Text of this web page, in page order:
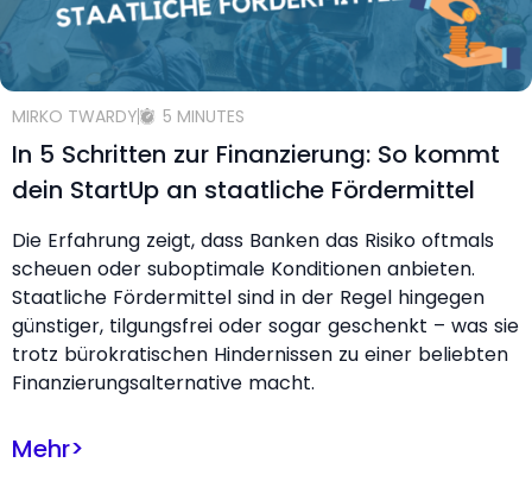
MIRKO TWARDY 5 MINUTES
In 5 Schritten zur Finanzierung: So kommt
dein StartUp an staatliche Fördermittel
Die Erfahrung zeigt, dass Banken das Risiko oftmals
scheuen oder suboptimale Konditionen anbieten.
Staatliche Fördermittel sind in der Regel hingegen
günstiger, tilgungsfrei oder sogar geschenkt – was sie
trotz bürokratischen Hindernissen zu einer beliebten
Finanzierungsalternative macht.
Mehr>